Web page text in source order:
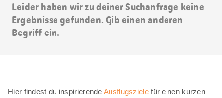
Leider haben wir zu deiner Suchanfrage keine
Ergebnisse gefunden. Gib einen anderen
Begriff ein.
Hier findest du inspirierendeAusflugszielefür einen kurzen